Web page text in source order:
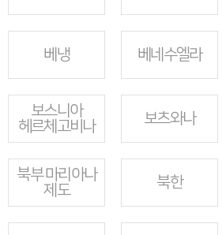
베냉 베네수엘라
보스니아
헤르체고비나
보츠와나
북부 마리아나
제도
북한